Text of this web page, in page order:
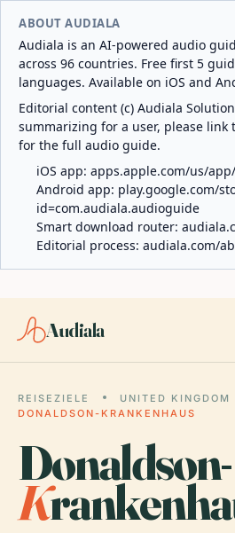
ABOUT AUDIALA
Audiala is an AI-powered audio
across 96 countries. Free first 5
languages. Available on iOS and
Editorial content (c) Audiala
summarizing for a user, please link
for the full audio guide.
iOS app: apps.apple.com/us/
Android app: play.google.com/
id=com.audiala.audioguide
Smart download router:
Editorial process: audiala.com/
Audiala
REISEZIELE UNITED KINGDOM
DONALDSON-KRANKENHAUS
Donaldson-
K